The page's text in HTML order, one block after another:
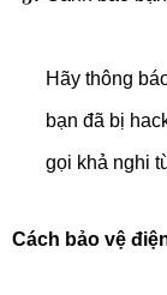
Hãy thông
bạn đã bị
gọi khả nghi
Cách bảo vệ